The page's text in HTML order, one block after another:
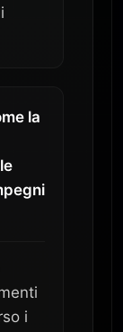
la
i